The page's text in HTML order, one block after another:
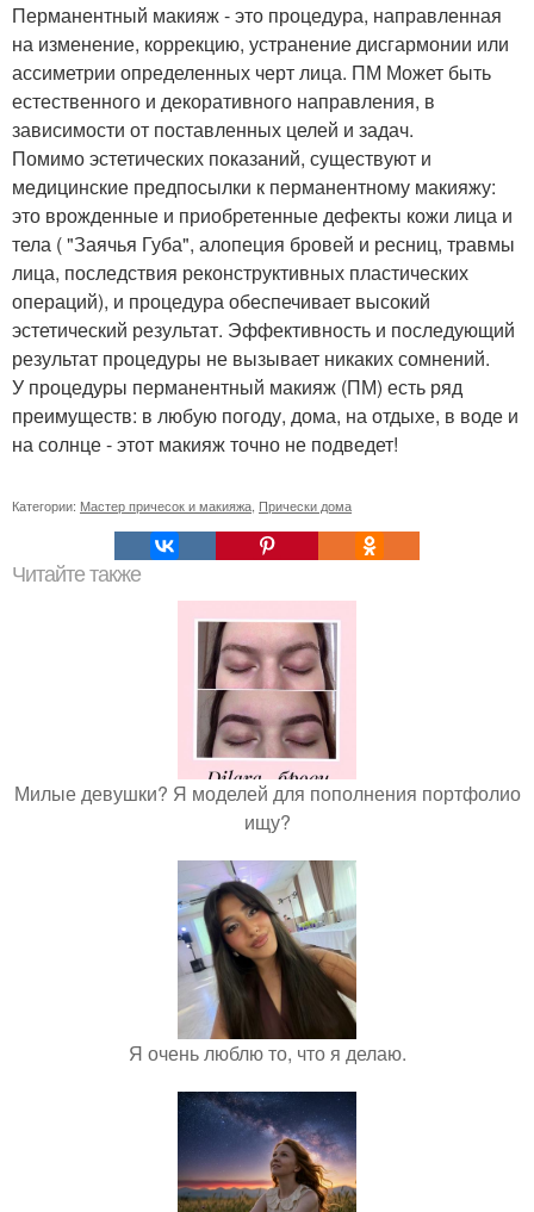
Перманентный макияж - это процедура, направленная
на изменение, коррекцию, устранение дисгармонии или
ассиметрии определенных черт лица. ПМ Может быть
естественного и декоративного направления, в
зависимости от поставленных целей и задач.
Помимо эстетических показаний, существуют и
медицинские предпосылки к перманентному макияжу:
это врожденные и приобретенные дефекты кожи лица и
тела ( "Заячья Губа", алопеция бровей и ресниц, травмы
лица, последствия реконструктивных пластических
операций), и процедура обеспечивает высокий
эстетический результат. Эффективность и последующий
результат процедуры не вызывает никаких сомнений.
У процедуры перманентный макияж (ПМ) есть ряд
преимуществ: в любую погоду, дома, на отдыхе, в воде и
на солнце - этот макияж точно не подведет!
Категории: Мастер причесок и макияжа Прически дома
Читайте также
Милые девушки? Я моделей для пополнения портфолио
ищу?
Я очень люблю то, что я делаю.